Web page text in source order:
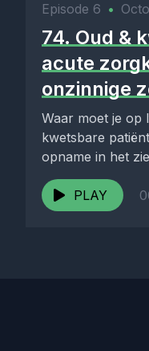
Episode 6 •
74. Oud &
acute
onzinnige
Waar moet je op
kwetsbare
opname in het
PLAY